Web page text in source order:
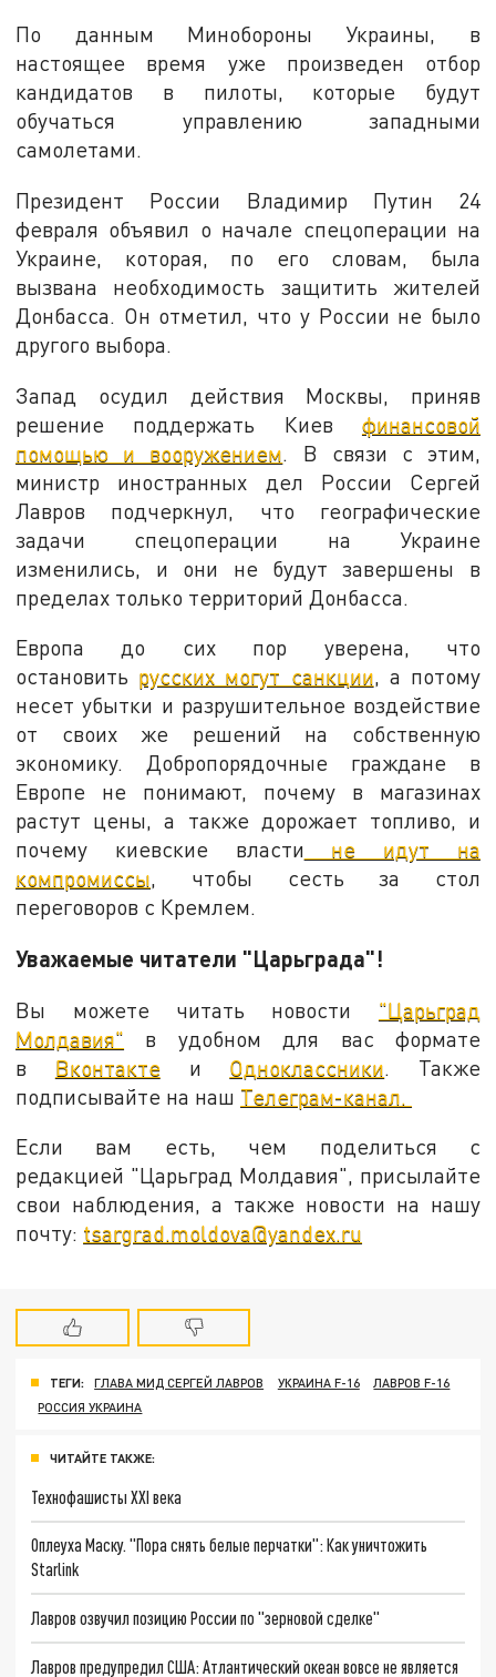
По данным Минобороны Украины, в
настоящее время уже произведен отбор
кандидатов в пилоты, которые будут
обучаться управлению западными
самолетами.
Президент России Владимир Путин 24
февраля объявил о начале спецоперации на
Украине, которая, по его словам, была
вызвана необходимость защитить жителей
Донбасса. Он отметил, что у России не было
другого выбора.
Запад осудил действия Москвы, приняв
решение поддержать Киев финансовой
помощью и вооружением . В связи с этим,
министр иностранных дел России Сергей
Лавров подчеркнул, что географические
задачи спецоперации на Украине
изменились, и они не будут завершены в
пределах только территорий Донбасса.
Европа до сих пор уверена, что
остановить русских могут санкции, а потому
несет убытки и разрушительное воздействие
от своих же решений на собственную
экономику. Добропорядочные граждане в
Европе не понимают, почему в магазинах
растут цены, а также дорожает топливо, и
почему киевские власти не идут на
компромиссы, чтобы сесть за стол
переговоров с Кремлем.
Уважаемые читатели "Царьграда"!
Вы можете читать новости "Царьград
Молдавия" в удобном для вас формате
в Вконтактеи Одноклассники. Также
подписывайте на наш Телеграм-канал.
Если вам есть, чем поделиться с
редакцией "Царьград Молдавия", присылайте
свои наблюдения, а также новости на нашу
почту: tsargrad.moldova@yandex.ru
ТЕГИ: ГЛАВА МИД СЕРГЕЙ ЛАВРОВ УКРАИНА F-16
ЛАВРОВ F-16
РОССИЯ УКРАИНА
ЧИТАЙТЕ ТАКЖЕ:
Технофашисты XXI века
Оплеуха Маску. "Пора снять белые перчатки": Как уничтожить
Starlink
Лавров озвучил позицию России по "зерновой сделке"
Лавров предупредил США: Атлантический океан вовсе не является